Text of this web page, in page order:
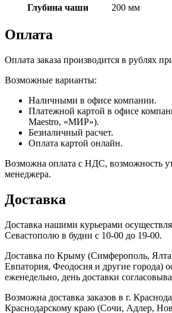
Глубина чаши
200 мм
Оплата
Оплата заказа производится в рублях
Возможные варианты:
Наличными в офисе компании.
Платежной картой в офисе
Maestro, «МИР»).
Безналичный расчет.
Оплата картой онлайн.
Возможна оплата с НДС, возможность
менеджера.
Доставка
Доставка нашими курьерами
Севастополю в будни с 10-00 до 19-00.
Доставка по Крыму (Симферополь,
Евпатория, Феодосия и другие города)
еженедельно, день доставки
Возможна доставка заказов в г.
Краснодарскому краю (Сочи, Адлер,